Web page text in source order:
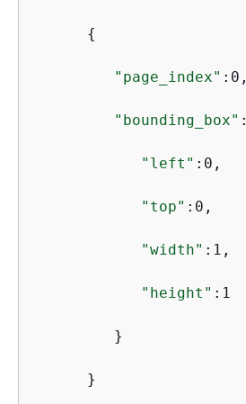
{
"page_index" :0,
"bounding_box" :
"left" :0,
"top" :0,
"width" :1,
"height" :1
         }
      }